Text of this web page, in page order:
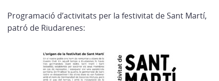
Programació d’activitats per la festivitat de Sant Martí,
patró de Riudarenes: